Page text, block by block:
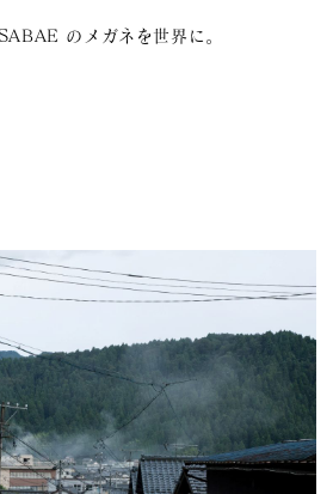
のメガネを世界に。